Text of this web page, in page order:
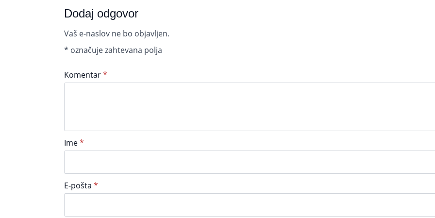
Dodaj odgovor
Vaš e-naslov ne bo objavljen.
* označuje zahtevana polja
Komentar*
Ime*
E-pošta *